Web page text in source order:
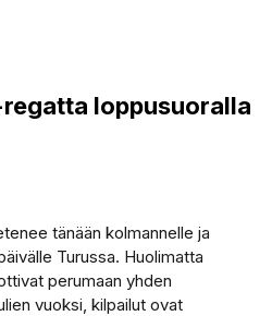
loppusuoralla
tänään kolmannelle ja
Turussa. Huolimatta
perumaan yhden
vuoksi, kilpailut ovat